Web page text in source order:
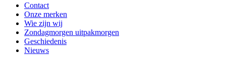
Contact
Onze merken
Wie zijn wij
Zondagmorgen uitpakmorgen
Geschiedenis
Nieuws